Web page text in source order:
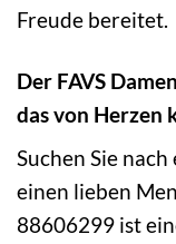
Freude bereitet.
Der FAVS
das von Herzen
Suchen Sie
einen lieben
88606299 ist